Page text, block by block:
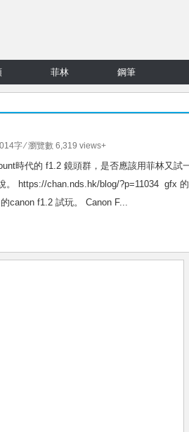
菲林 鋼筆
字 ⁄ 瀏覽數 6,319 views+
時代的 f1.2 鏡頭群，是否應該用菲林又試
。 https://chan.nds.hk/blog/?p=11034 gfx 的
canon f1.2 試玩。 Canon F...